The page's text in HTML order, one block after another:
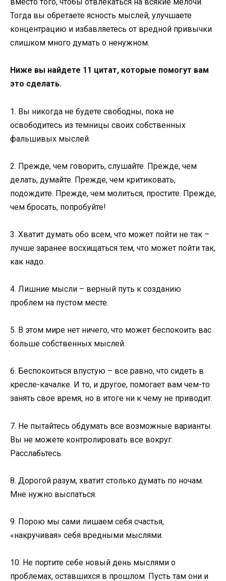
Тогда вы обретаете ясность мыслей, улучшаете
концентрацию и избавляетесь от вредной привычки
слишком много думать о ненужном.
Ниже вы найдете 11 цитат, которые помогут вам
это сделать.
1. Вы никогда не будете свободны, пока не
освободитесь из темницы своих собственных
фальшивых мыслей.
2. Прежде, чем говорить, слушайте. Прежде, чем
делать, думайте. Прежде, чем критиковать,
подождите. Прежде, чем молиться, простите. Прежде,
чем бросать, попробуйте!
3. Хватит думать обо всем, что может пойти не так –
лучше заранее восхищаться тем, что может пойти так,
как надо.
4. Лишние мысли – верный путь к созданию
проблем на пустом месте.
5. В этом мире нет ничего, что может беспокоить вас
больше собственных мыслей.
6. Беспокоиться впустую – все равно, что сидеть в
кресле-качалке. И то, и другое, помогает вам чем-то
занять свое время, но в итоге ни к чему не приводит.
7. Не пытайтесь обдумать все возможные варианты.
Вы не можете контролировать все вокруг.
Расслабьтесь.
8. Дорогой разум, хватит столько думать по ночам.
Мне нужно выспаться.
9. Порою мы сами лишаем себя счастья,
«накручивая» себя вредными мыслями.
10. Не портите себе новый день мыслями о
проблемах, оставшихся в прошлом. Пусть там они и